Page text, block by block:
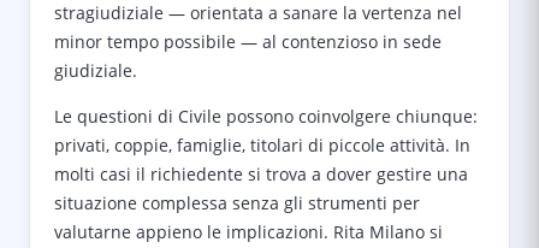
stragiudiziale — orientata a sanare la vertenza nel
minor tempo possibile — al contenzioso in sede
giudiziale.
Le questioni di Civile possono coinvolgere chiunque:
privati, coppie, famiglie, titolari di piccole attività. In
molti casi il richiedente si trova a dover gestire una
situazione complessa senza gli strumenti per
valutarne appieno le implicazioni. Rita Milano si